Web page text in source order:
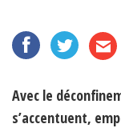
Avec le
s’accentuent,